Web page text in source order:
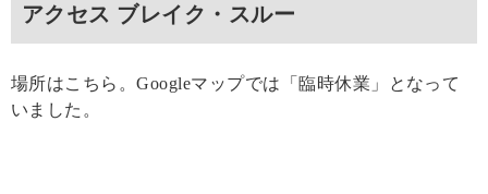
アクセス ブレイク・スルー
場所はこちら。Googleマップでは「臨時休業」となって
いました。